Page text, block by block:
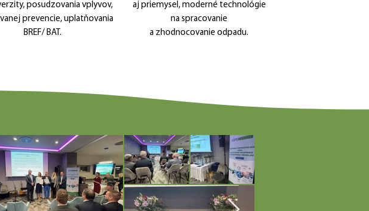
posudzovania vplyvov,
prevencie, uplatňovania
BREF/ BAT.
aj priemysel, moderné technológie
na spracovanie
a zhodnocovanie odpadu.